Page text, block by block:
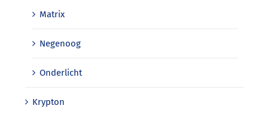
Matrix
Negenoog
Onderlicht
Krypton